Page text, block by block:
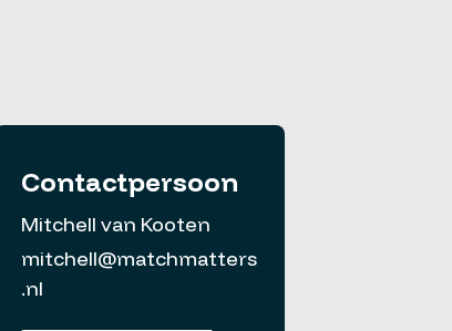
Contactpersoon
Mitchell van Kooten
mitchell@matchmatters
.nl